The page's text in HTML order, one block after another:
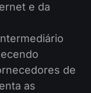
e da
de
as